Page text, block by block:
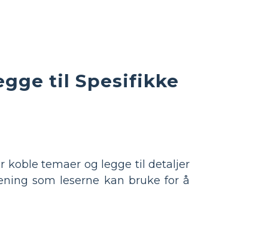
til Spesifikke
koble temaer og legge til detaljer
som leserne kan bruke for å